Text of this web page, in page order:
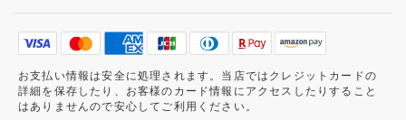
お支払い情報は安全に処理されます。当店ではクレジットカードの
詳細を保存したり、お客様のカード情報にアクセスしたりすること
はありませんので安心してご利用ください。